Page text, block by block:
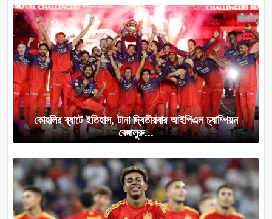
কোহলির ব্যাটে ইতিহাস, টানা দ্বিতীয়বার আইপিএল চ্যাম্পিয়ন
বেঙ্গালুরু...